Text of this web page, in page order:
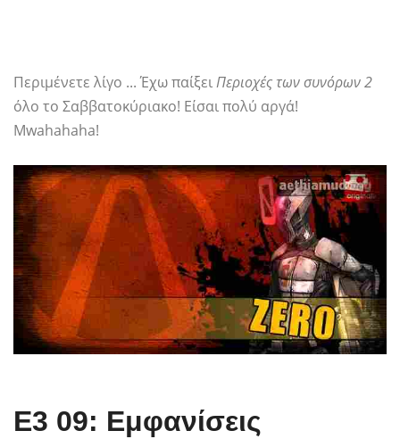
Περιμένετε λίγο ... Έχω παίξειΠεριοχές των συνόρων 2
όλο το Σαββατοκύριακο! Είσαι πολύ αργά!
Mwahahaha!
E3 09: Εμφανίσεις